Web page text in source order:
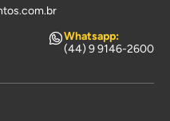
Whatsapp:
(44) 9 9146-2600